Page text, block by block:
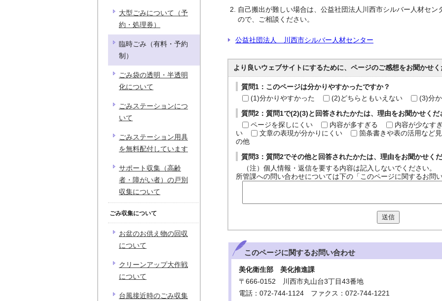
自己搬出が難しい場合は、公益社団法人川西市シルバー人材セ
ので、ご相談ください。
公益社団法人 川西市シルバー人材センター
より良いウェブサイトにするために、ページのご感想をお聞かせく
質問1：このページは分かりやすかったですか？
(1)分かりやすかった
(2)どちらともいえない (3)分
質問2：質問1で(2)(3)と回答されたかたは、理由をお聞かせくだ
ページを探しにくい
内容が多すぎる 内容が少なす
い
文章の表現が分かりにくい 箇条書きや表の活用など
の他
質問3：質問2でその他と回答されたかたは、理由をお聞かせくだ
（注）個人情報・返信を要する内容は記入しないでください。
所管課への問い合わせについては下の「このページに関するお問い
送信
このページに関するお問い合わせ
美化衛生部 美化推進課
〒666-0152 川西市丸山台3丁目43番地
電話：072-744-1124 ファクス：072-744-1221
大型ごみについて（予
約・処理券）
臨時ごみ（有料・予約
制）
ごみ袋の透明・半透明
化について
ごみステーションにつ
いて
ごみステーション用具
を無料配付しています
サポート収集（高齢
者・障がい者）の戸別
収集について
ごみ収集について
お盆のお供え物の回収
について
クリーンアップ大作戦
について
台風接近時のごみ収集